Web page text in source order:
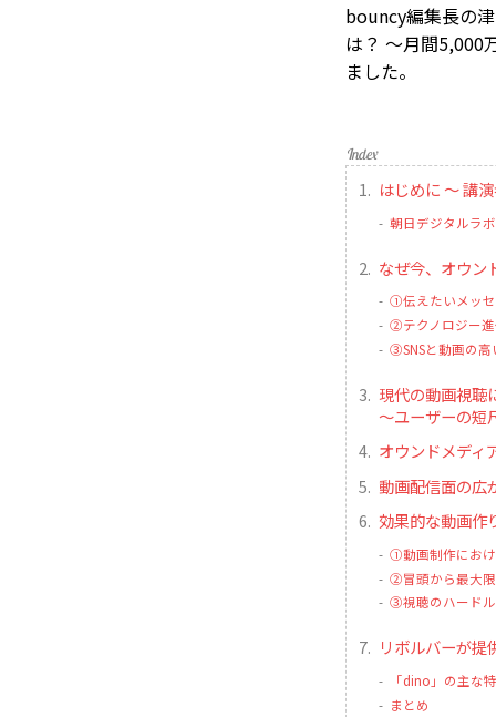
bouncy編集長の
は？ 〜月間5,000
ました。
はじめに 〜 講
朝日デジタルラ
なぜ今、オウン
①伝えたいメッ
②テクノロジー
③SNSと動画の高
現代の動画視聴
〜ユーザーの短
オウンドメディ
動画配信面の広
効果的な動画作
①動画制作にお
②冒頭から最大
③視聴のハード
リボルバーが
「dino」の主な
まとめ